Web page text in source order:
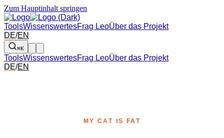
Zum Hauptinhalt springen
ToolsWissenswertesFrag LeoÜber das Projekt
DE/EN
⌘K
ToolsWissenswertesFrag LeoÜber das Projekt
DE/EN
MY CAT IS FAT